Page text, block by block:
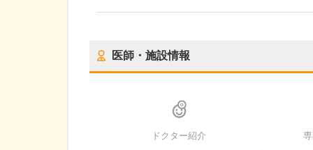
医師・施設情報
ドクター紹介